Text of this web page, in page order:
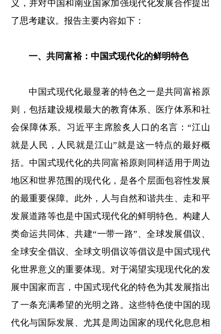
义，并对中国和南亚国家加强现代化发展合作提出
了思考建议。报告主要内容如下：
一、共同富裕：中国式现代化的鲜明特色
中国式现代化最显著的特色之一是共同富裕原
则，包括建设规模最大的教育体系、医疗体系和社
会保障体系。习近平主席脍炙人口的名言：“江山
就是人民，人民就是江山”就是这一特点的最好概
括。中国式现代化的共同富裕原则同样适用于周边
地区和世界范围的现代化，是各个层面包容性发展
的最重要保障。此外，人与自然和谐共生、走和平
发展道路等也是中国式现代化的鲜明特色。构建人
类命运共同体、共建“一带一路”、全球发展倡议、
全球安全倡议、全球文明倡议等倡议是中国式现代
化世界意义的重要体现。对于渴望实现现代化的发
展中国家而言，中国式现代化的特色为其发展指出
了一条充满希望的光明之路。这些特色使中国的现
代化与国际发展、尤其是周边国家的现代化息息相